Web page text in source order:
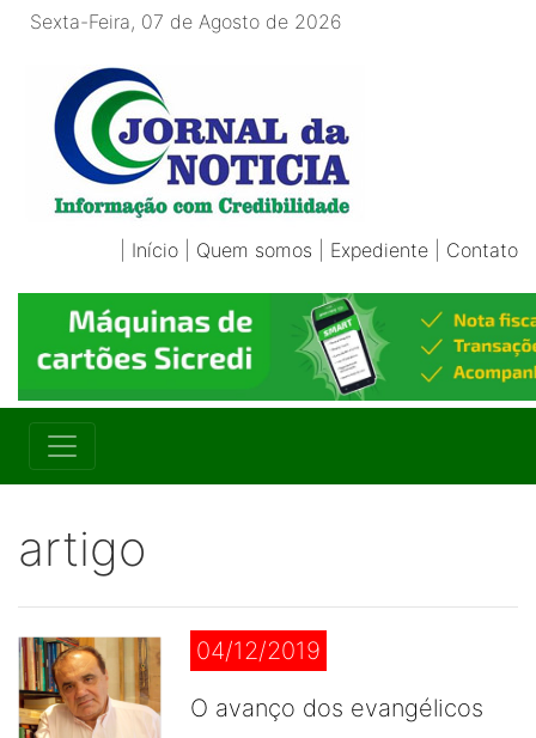
Sexta-Feira, 07 de Agosto de 2026
Início Quem somos Expediente Contato
artigo
04/12/2019
O avanço dos evangélicos